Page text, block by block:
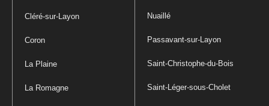
Cléré-sur-Layon
Coron
La Plaine
La Romagne
Nuaillé
Passavant-sur-Layon
Saint-Christophe-du-Bois
Saint-Léger-sous-Cholet